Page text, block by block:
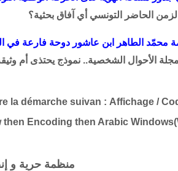
الزمن الحاضر التونسي أي آفاق بحثية؟
محمّد الطاهر ابن عاشور دوحة فارعة في
الأحوال الشخصية.. نموذج يحتذى أم
la démarche suivan : Affichage /
Encoding then Arabic Windows)
منظمة حرية و